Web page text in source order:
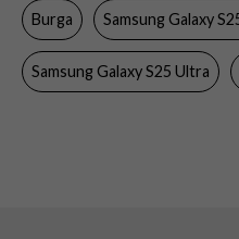
Material
Tillverkarens art nr
Burga Samsung Galaxy
Samsung Galaxy S25 Ultra